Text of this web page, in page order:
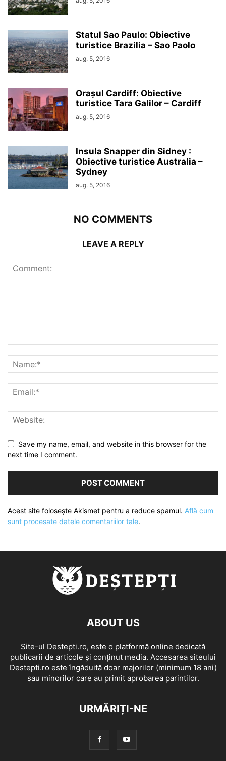
Statul Sao Paulo: Obiective
turistice Brazilia – Sao Paolo
aug. 5, 2016
Orașul Cardiff: Obiective
turistice Tara Galilor – Cardiff
aug. 5, 2016
Insula Snapper din Sidney :
Obiective turistice Australia –
Sydney
aug. 5, 2016
NO COMMENTS
LEAVE A REPLY
Save my name, email, and website in this browser for the
next time I comment.
Acest site folosește Akismet pentru a reduce spamul. Află cum
sunt procesate datele comentariilor tale.
ABOUT US
Site-ul Destepti.ro, este o platformă online dedicată
publicarii de articole și conținut media. Accesarea siteului
Destepti.ro este îngăduită doar majorilor (minimum 18 ani)
sau minorilor care au primit aprobarea parintilor.
URMĂRIȚI-NE